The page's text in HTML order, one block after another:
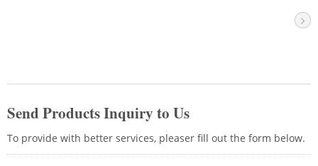
üstün ağ çözümleri sağlayan kalite ve
kabloları da temin ediyoruz.